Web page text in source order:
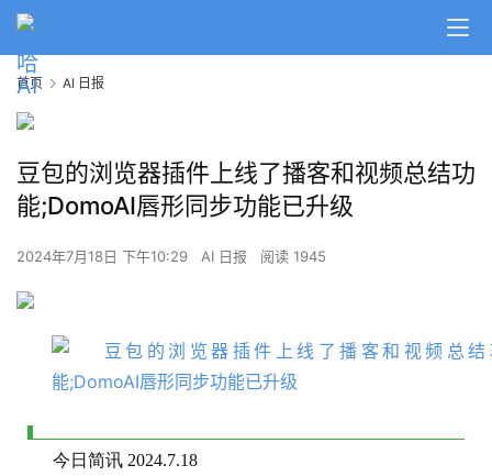
首页 AI 日报
豆包的浏览器插件上线了播客和视频总结功
能;DomoAI唇形同步功能已升级
2024年7月18日 下午10:29 AI 日报 阅读 1945
今日简讯 2024.7.18